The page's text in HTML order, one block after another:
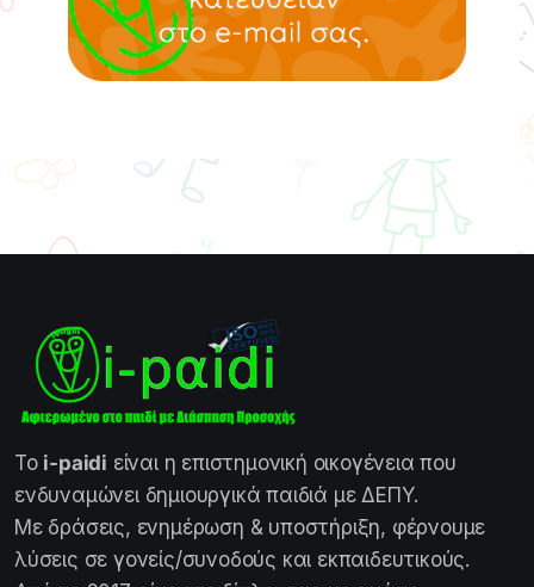
Το i-paidi είναι η επιστημονική οικογένεια που
ενδυναμώνει δημιουργικά παιδιά με ΔΕΠΥ.
Με δράσεις, ενημέρωση & υποστήριξη, φέρνουμε
λύσεις σε γονείς/συνοδούς και εκπαιδευτικούς.